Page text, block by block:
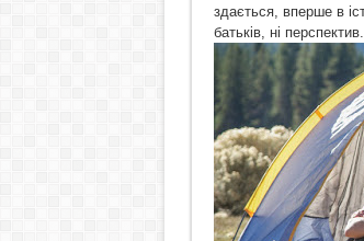
здається, вперше в
батьків, ні